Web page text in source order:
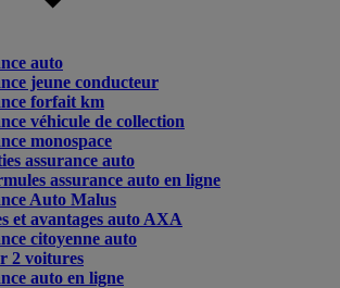
auto
jeune conducteur
forfait km
véhicule de collection
monospace
assurance auto
assurance auto en ligne
Auto Malus
et avantages auto AXA
citoyenne auto
2 voitures
auto en ligne